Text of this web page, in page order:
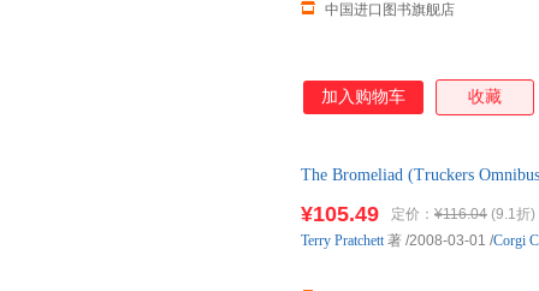
中国进口图书旗舰店
加入购物车 收藏
The Bromeliad (Truckers
¥105.49 定价： ¥116.04 (9.1折)
Terry Pratchett著 /2008-03-01 /Corgi